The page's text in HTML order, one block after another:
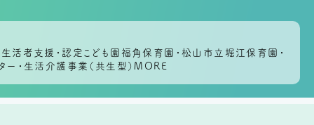
者支援・認定こども園福角保育園・松山市立堀江保育園・
ー・生活介護事業（共生型）MORE